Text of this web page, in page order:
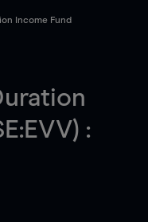
Income Fund
: